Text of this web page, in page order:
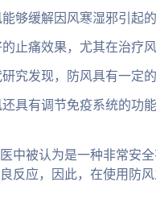
能够缓解因风寒湿邪引起
止痛效果，尤其在治疗
研究发现，防风具有一定
具有调节免疫系统的功
中被认为是一种非常安
反应，因此，在使用防